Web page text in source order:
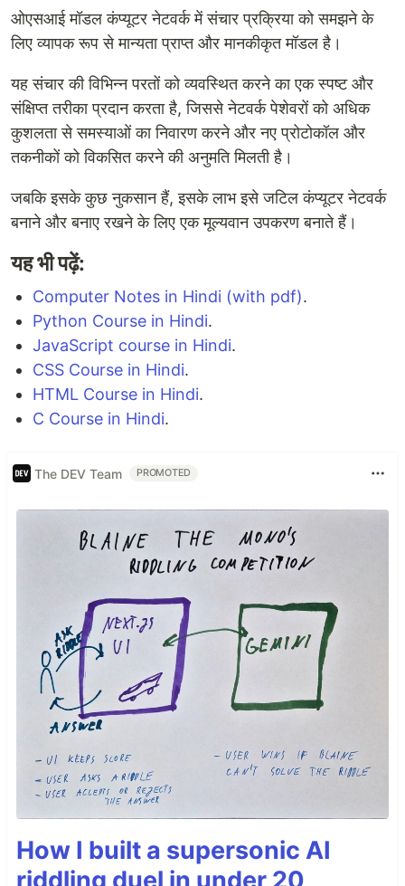
ओएसआई मॉडल कंप्यूटर नेटवर्क में संचार प्रक्रिया को समझने के
लिए व्यापक रूप से मान्यता प्राप्त और मानकीकृत मॉडल है।
यह संचार की विभिन्न परतों को व्यवस्थित करने का एक स्पष्ट और
संक्षिप्त तरीका प्रदान करता है, जिससे नेटवर्क पेशेवरों को अधिक
कुशलता से समस्याओं का निवारण करने और नए प्रोटोकॉल और
तकनीकों को विकसित करने की अनुमति मिलती है।
जबकि इसके कुछ नुकसान हैं, इसके लाभ इसे जटिल कंप्यूटर नेटवर्क
बनाने और बनाए रखने के लिए एक मूल्यवान उपकरण बनाते हैं।
यह भी पढ़ें:
Computer Notes in Hindi (with pdf).
Python Course in Hindi.
JavaScript course in Hindi.
CSS Course in Hindi.
HTML Course in Hindi.
C Course in Hindi.
The DEV Team PROMOTED
How I built a supersonic AI